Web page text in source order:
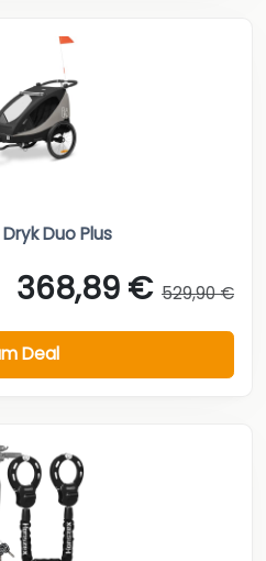
Duo Plus
368,89 € 529,90 €
Deal